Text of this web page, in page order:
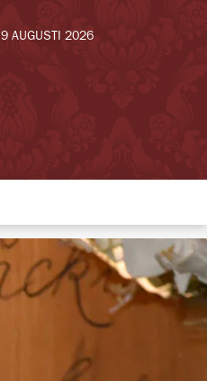
9 AUGUSTI 2026